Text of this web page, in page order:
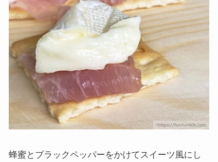
蜂蜜とブラックペッパーをかけてスイーツ風にし